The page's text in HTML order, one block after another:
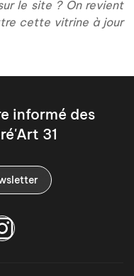
le site ? On revient
cette vitrine à jour
informé des
31